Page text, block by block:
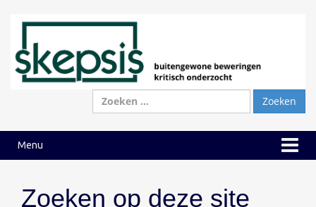
Zoeken
naar:
Menu
Zoeken op deze site